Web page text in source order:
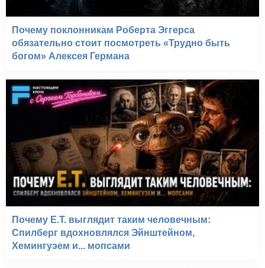
Почему поклонникам Роберта Эггерса
обязательно стоит посмотреть «Трудно быть
богом» Алексея Германа
Почему E.T. выглядит таким человечным:
Спилберг вдохновлялся Эйнштейном,
Хемингуэем и... мопсами